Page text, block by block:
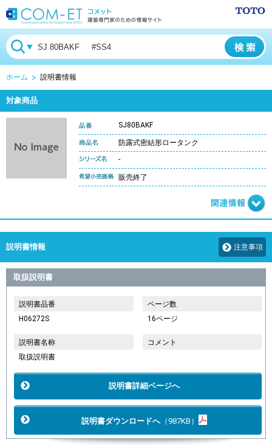
ホーム 説明書情報
対象商品
SJ80BAKF
防露式密結形ロータンク
-
販売終了
説明書情報 注意事項
取扱説明書
説明書品番
H06272S
ページ数
16ページ
説明書名称
取扱説明書
コメント
説明書詳細ページへ
説明書ダウンロードへ（987KB）